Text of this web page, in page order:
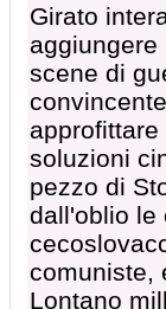
Girato
scene di
soluzioni
pezzo di
dall'oblio le
comuniste,
Lontano